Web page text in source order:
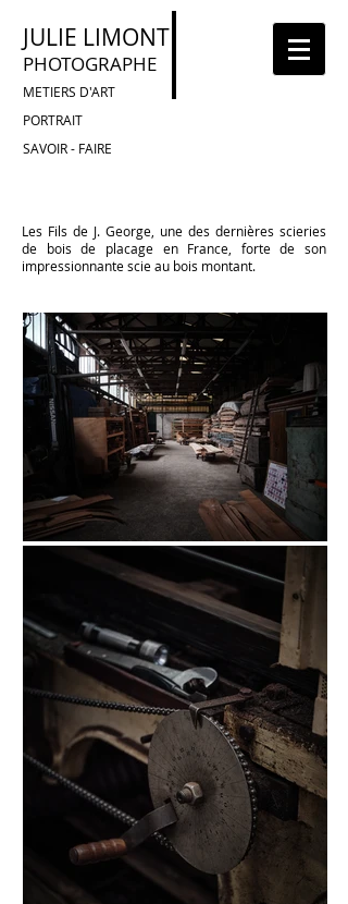
JULIE LIMONT
PHOTOGRAPHE
METIERS D'ART
PORTRAIT
SAVOIR - FAIRE
Les Fils de J. George, une des dernières scieries
de bois de placage en France, forte de son
impressionnante scie au bois montant.